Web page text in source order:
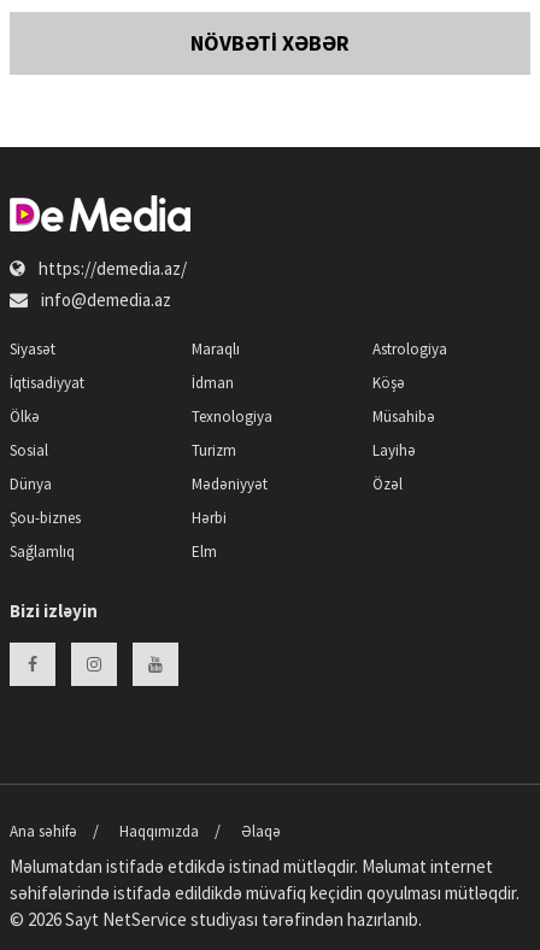
NÖVBƏTİ XƏBƏR
https://demedia.az/
info@demedia.az
Siyasət
İqtisadiyyat
Ölkə
Sosial
Dünya
Şou-biznes
Sağlamlıq
Maraqlı
İdman
Texnologiya
Turizm
Mədəniyyət
Hərbi
Elm
Astrologiya
Köşə
Müsahibə
Layihə
Özəl
Bizi izləyin
Ana səhifə Haqqımızda Əlaqə
Məlumatdan istifadə etdikdə istinad mütləqdir. Məlumat internet
səhifələrində istifadə edildikdə müvafiq keçidin qoyulması mütləqdir.
© 2026 Sayt NetService studiyası tərəfindən hazırlanıb.